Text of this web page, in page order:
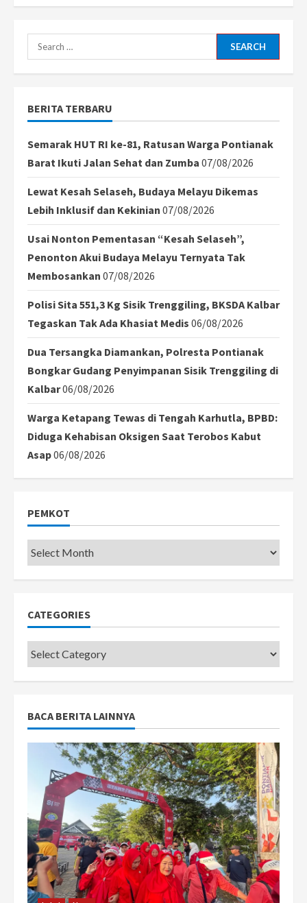
Dampak
Matahari
Search
for:
BERITA TERBARU
Semarak HUT RI ke-81, Ratusan Warga Pontianak
Barat Ikuti Jalan Sehat dan Zumba 07/08/2026
Lewat Kesah Selaseh, Budaya Melayu Dikemas
Lebih Inklusif dan Kekinian 07/08/2026
Usai Nonton Pementasan “Kesah Selaseh”,
Penonton Akui Budaya Melayu Ternyata Tak
Membosankan 07/08/2026
Polisi Sita 551,3 Kg Sisik Trenggiling, BKSDA Kalbar
Tegaskan Tak Ada Khasiat Medis 06/08/2026
Dua Tersangka Diamankan, Polresta Pontianak
Bongkar Gudang Penyimpanan Sisik Trenggiling di
Kalbar06/08/2026
Warga Ketapang Tewas di Tengah Karhutla, BPBD:
Diduga Kehabisan Oksigen Saat Terobos Kabut
Asap06/08/2026
PEMKOT
Pemkot
CATEGORIES
Categories
BACA BERITA LAINNYA